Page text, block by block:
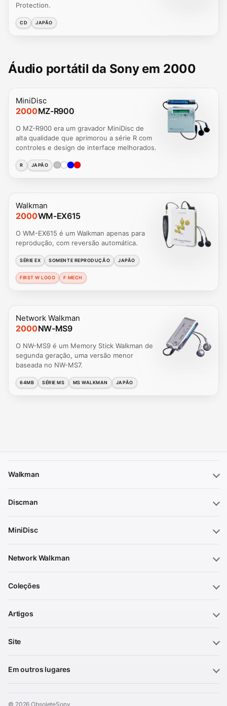
Protection.
CD JAPÃO
Áudio portátil da Sony em 2000
MiniDisc
2000MZ-R900
O MZ-R900 era um gravador MiniDisc de
alta qualidade que aprimorou a série R com
controles e design de interface melhorados.
R JAPÃO
Walkman
2000WM-EX615
O WM-EX615 é um Walkman apenas para
reprodução, com reversão automática.
SÉRIE EX SOMENTE REPRODUÇÃO JAPÃO
FIRST W LOGO F MECH
Network Walkman
2000NW-MS9
O NW-MS9 é um Memory Stick Walkman de
segunda geração, uma versão menor
baseada no NW-MS7.
64MB SÉRIE MS MS WALKMAN JAPÃO
Walkman
Discman
MiniDisc
Network Walkman
Coleções
Artigos
Site
Em outros lugares
© 2026 ObsoleteSony